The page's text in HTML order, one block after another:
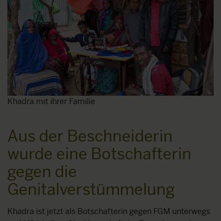
Khadra mit ihrer Familie
Aus der Beschneiderin
wurde eine Botschafterin
gegen die
Genitalverstümmelung
Khadra ist jetzt als Botschafterin gegen FGM unterwegs